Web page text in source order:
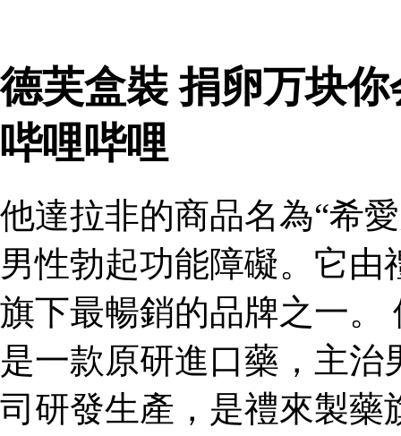
德芙盒裝 捐卵万块
哔哩哔哩
他達拉非的商品名為“希
男性勃起功能障礙。它
旗下最暢銷的品牌之一。
是一款原研進口藥，主
司研發生產，是禮來製藥